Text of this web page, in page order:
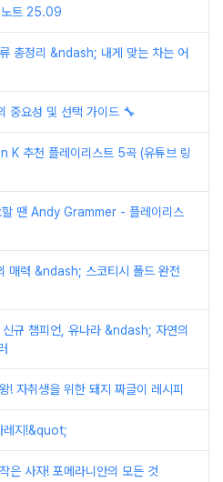
노트 25.09
총정리 &ndash; 내게 맞는 차는 어
중요성 및 선택 가이드 🔧
K 추천 플레이리스트 5곡 (유튜브 링
땐 Andy Grammer - 플레이리스
매력 &ndash; 스코티시 폴드 완전
규 챔피언, 유나라 &ndash; 자연의
! 자취생을 위한 돼지 짜글이 레시피
레지!&quot;
은 사자! 포메라니안의 모든 것